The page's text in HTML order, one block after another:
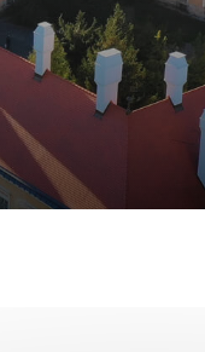
o vašej aktivite a
alebo aby